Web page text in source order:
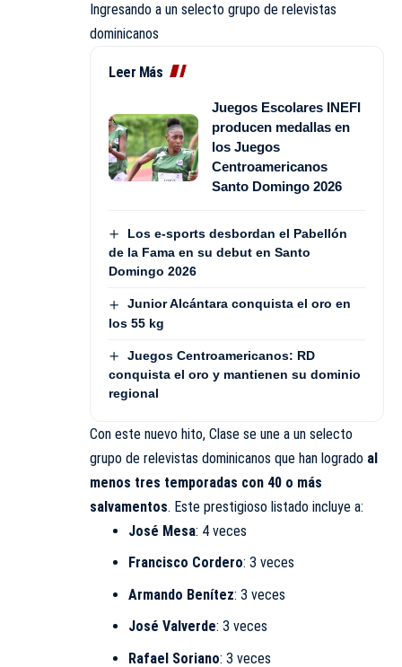
Ingresando a un selecto grupo de relevistas
dominicanos
Leer Más
Juegos Escolares INEFI
producen medallas en
los Juegos
Centroamericanos
Santo Domingo 2026
Los e-sports desbordan el Pabellón
de la Fama en su debut en Santo
Domingo 2026
Junior Alcántara conquista el oro en
los 55 kg
Juegos Centroamericanos: RD
conquista el oro y mantienen su dominio
regional
Con este nuevo hito, Clase se une a un selecto
grupo de relevistas dominicanos que han logrado al
menos tres temporadas con 40 o más
salvamentos. Este prestigioso listado incluye a:
José Mesa: 4 veces
Francisco Cordero: 3 veces
Armando Benítez: 3 veces
José Valverde: 3 veces
Rafael Soriano: 3 veces